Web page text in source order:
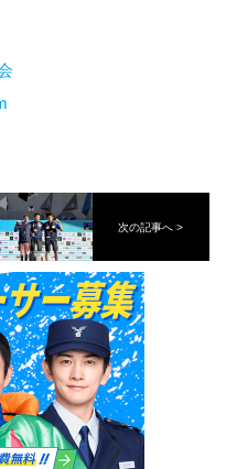
次の記事へ >